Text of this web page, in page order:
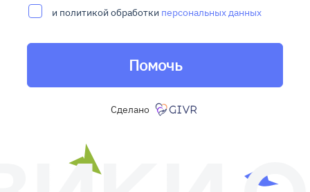
и политикой обработки персональных данных
Помочь
Сделано